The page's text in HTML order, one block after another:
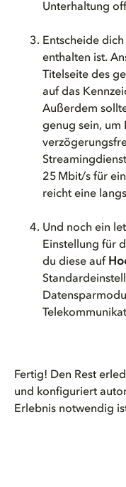
Unterhaltung
Entscheide
enthalten ist.
Titelseite des
auf das
Außerdem
genug sein, um
25 Mbit/s für
reicht eine
Und noch ein
Einstellung für
du diese auf
Fertig! Den Rest
und konfiguriert
Erlebnis notwendig